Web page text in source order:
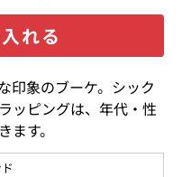
れる
印象のブーケ。シック
ッピングは、年代・性
す。